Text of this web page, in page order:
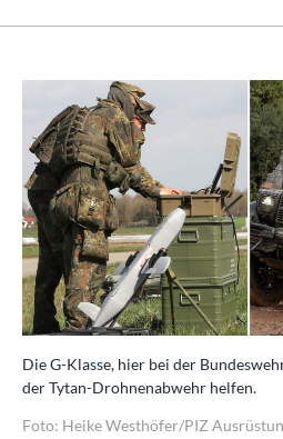
Die G-Klasse, hier bei der
der Tytan-Drohnenabwehr helfen.
Foto: Heike Westhöfer/PIZ